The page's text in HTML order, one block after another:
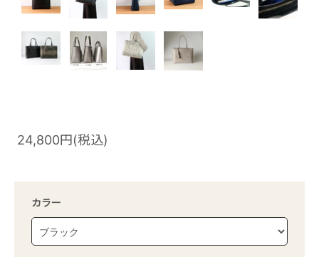
24,800円(税込)
カラー